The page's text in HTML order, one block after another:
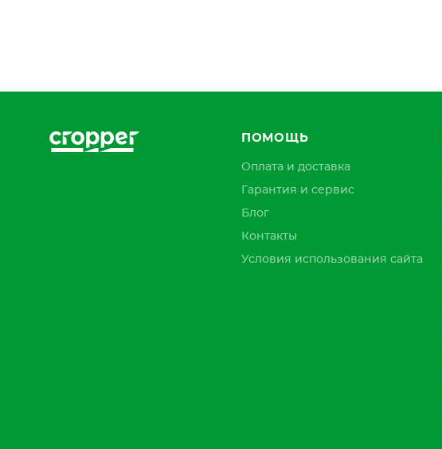
ПОМОЩЬ
Оплата и доставка
Гарантия и сервис
Блог
Контакты
Условия использования сайта